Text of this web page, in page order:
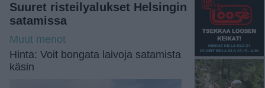
Suuret risteilyalukset Helsingin
satamissa
Muut menot
Hinta: Voit bongata laivoja satamista
käsin